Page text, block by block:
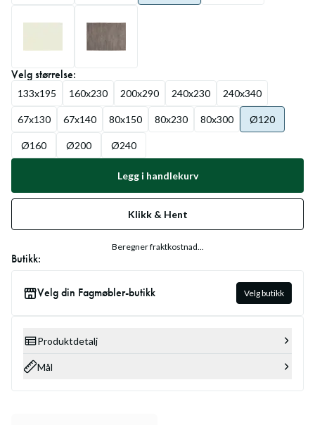
Velgstørrelse:
133x195 160x230 200x290 240x230 240x340
67x130 67x140 80x150 80x230 80x300 Ø120
Ø160 Ø200 Ø240
Legg i handlekurv
Klikk & Hent
Beregner fraktkostnad...
Butikk:
Velg din Fagmøbler-butikk Velg butikk
Produktdetalj
Mål